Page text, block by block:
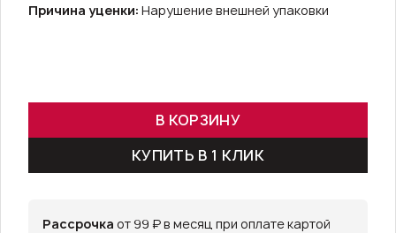
Причина уценки: Нарушение внешней упаковки
В КОРЗИНУ
КУПИТЬ В 1 КЛИК
Рассрочка от 99 ₽ в месяц при оплате картой